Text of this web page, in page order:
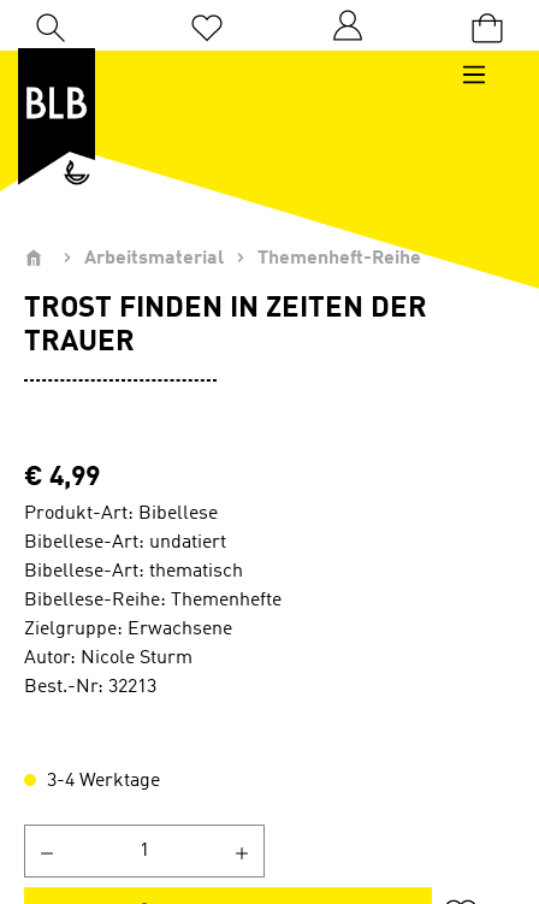
Zum Hauptinhalt springen
Du hast 0 Produkte auf dem Merkzettel
Arbeitsmaterial Themenheft-Reihe
TROST FINDEN IN ZEITEN DER
TRAUER
€ 4,99
Produkt-Art: Bibellese
Bibellese-Art: undatiert
Bibellese-Art: thematisch
Bibellese-Reihe: Themenhefte
Zielgruppe: Erwachsene
Autor: Nicole Sturm
Best.-Nr: 32213
3-4 Werktage